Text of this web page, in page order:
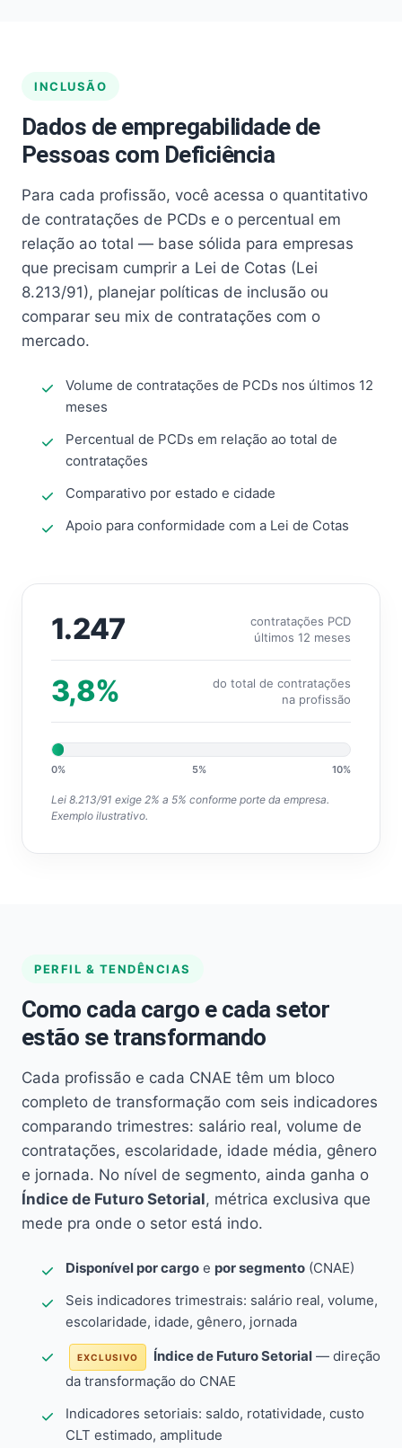
INCLUSÃO
Dados de empregabilidade de
Pessoas com Deficiência
Para cada profissão, você acessa o quantitativo
de contratações de PCDs e o percentual em
relação ao total — base sólida para empresas
que precisam cumprir a Lei de Cotas (Lei
8.213/91), planejar políticas de inclusão ou
comparar seu mix de contratações com o
mercado.
Volume de contratações de PCDs nos últimos 12
meses
Percentual de PCDs em relação ao total de
contratações
Comparativo por estado e cidade
Apoio para conformidade com a Lei de Cotas
1.247
contratações PCD
últimos 12 meses
3,8%
do total de contratações
na profissão
0% 5% 10%
Lei 8.213/91 exige 2% a 5% conforme porte da empresa.
Exemplo ilustrativo.
PERFIL & TENDÊNCIAS
Como cada cargo e cada setor
estão se transformando
Cada profissão e cada CNAE têm um bloco
completo de transformação com seis indicadores
comparando trimestres: salário real, volume de
contratações, escolaridade, idade média, gênero
e jornada. No nível de segmento, ainda ganha o
Índice de Futuro Setorial, métrica exclusiva que
mede pra onde o setor está indo.
Disponível por cargo e por segmento (CNAE)
Seis indicadores trimestrais: salário real, volume,
escolaridade, idade, gênero, jornada
EXCLUSIVO Índice de Futuro Setorial — direção
da transformação do CNAE
Indicadores setoriais: saldo, rotatividade, custo
CLT estimado, amplitude